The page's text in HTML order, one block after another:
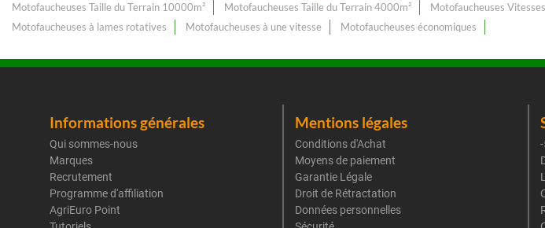
Motofaucheuses Taille du Terrain 10000m²
Motofaucheuses Taille du Terrain 4000m² Motofaucheuses
Motofaucheuses à lames rotatives
Motofaucheuses à une vitesse Motofaucheuses économiques
Informations générales
Qui sommes-nous
Marques
Recrutement
Programme d'affiliation
AgriEuro Point
Mentions légales
Conditions d'Achat
Moyens de paiement
Garantie Légale
Droit de Rétractation
Données personnelles